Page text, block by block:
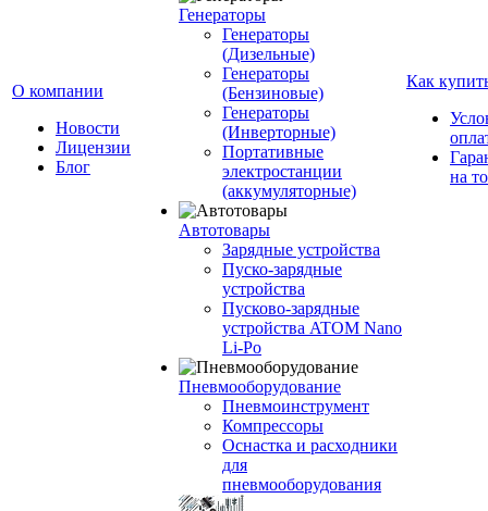
О компании
Новости
Лицензии
Блог
Генераторы
Генераторы
(Дизельные)
Генераторы
(Бензиновые)
Генераторы
(Инверторные)
Портативные
электростанции
(аккумуляторные)
Автотовары
Зарядные устройства
Пуско-зарядные
устройства
Пусково-зарядные
устройства ATOM Nano
Li-Po
Пневмооборудование
Пневмоинструмент
Компрессоры
Оснастка и расходники
для
пневмооборудования
Как
на